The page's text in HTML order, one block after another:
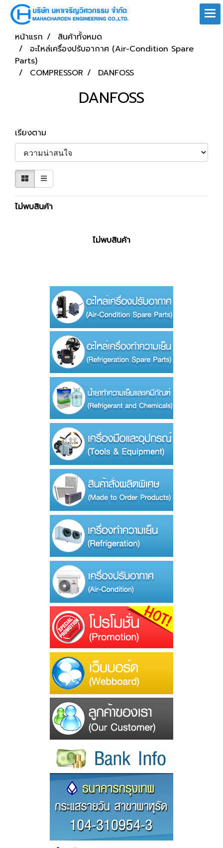
หน้าแรก
สินค้าทั้งหมด
อะไหล่เครื่องปรับอากาศ (Air-Condition Spare
Parts)
COMPRESSOR
DANFOSS
DANFOSS
เรียงตาม
ไม่พบสินค้า
ไม่พบสินค้า